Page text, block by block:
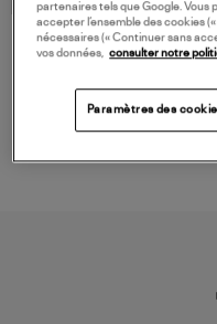
JEROME DREYFUSS
Sac Bobi S Cuir Lamé
partenaires tels que Google. Vous
accepter l’ensemble des cookies
nécessaires (« Continuer sans
vos données, consulter notre
Paramètres des